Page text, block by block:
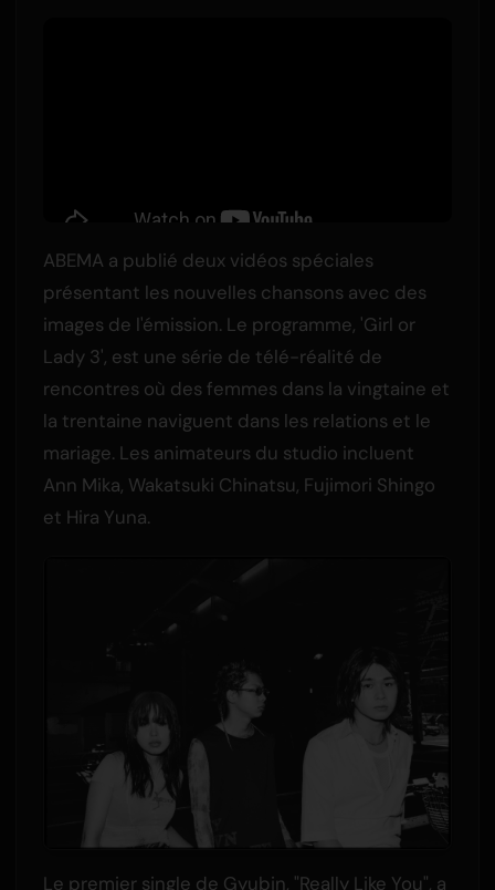
ABEMA a publié deux vidéos spéciales
présentant les nouvelles chansons avec des
images de l'émission. Le programme, 'Girl or
Lady 3', est une série de télé-réalité de
rencontres où des femmes dans la vingtaine et
la trentaine naviguent dans les relations et le
mariage. Les animateurs du studio incluent
Ann Mika, Wakatsuki Chinatsu, Fujimori Shingo
et Hira Yuna.
Le premier single de Gyubin, "Really Like You", a